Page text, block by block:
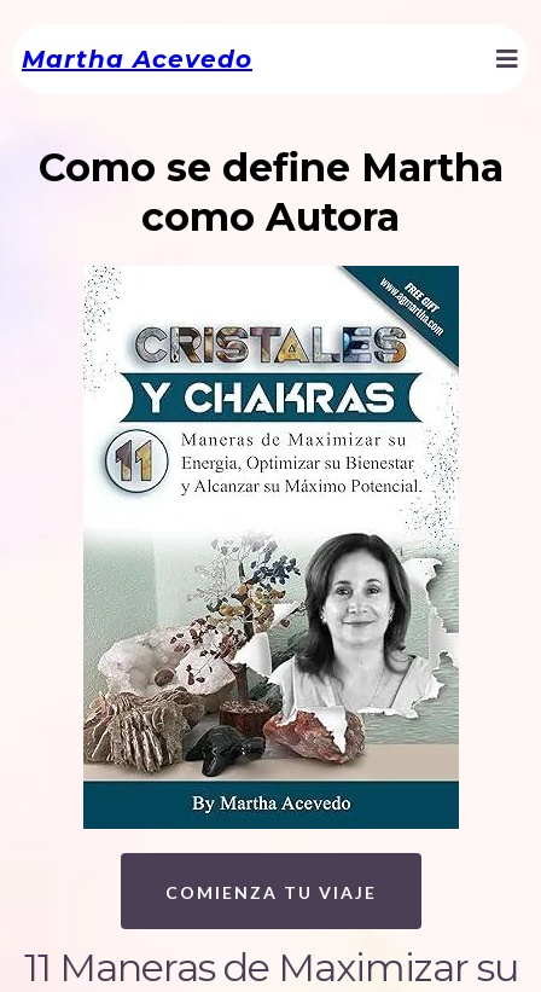
Martha Acevedo
Como se define Martha
como Autora
COMIENZA TU VIAJE
11 Maneras de Maximizar su